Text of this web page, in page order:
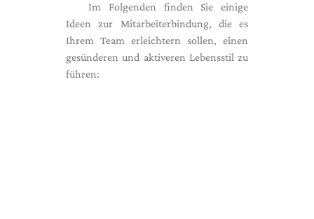
Im Folgenden finden Sie einige
Ideen zur Mitarbeiterbindung, die es
Ihrem Team erleichtern sollen, einen
gesünderen und aktiveren Lebensstil zu
führen: